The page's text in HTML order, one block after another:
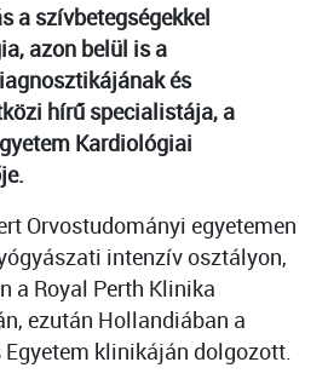
a szívbetegségekkel
azon belül is a
és
hírű specialistája, a
Kardiológiai
Orvostudományi egyetemen
intenzív osztályon,
a Royal Perth Klinika
ezután Hollandiában a
klinikáján dolgozott.